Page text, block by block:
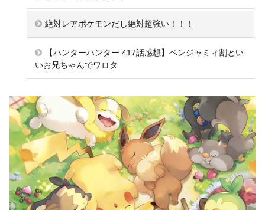
絶対レアポケモンだし絶対超強い！！！
【ハンターハンター 417話感想】ベンジャミィ割とい
いお兄ちゃんでワロタ